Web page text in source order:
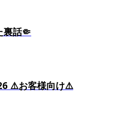
裏話🤏
⚠️お客様向け⚠️